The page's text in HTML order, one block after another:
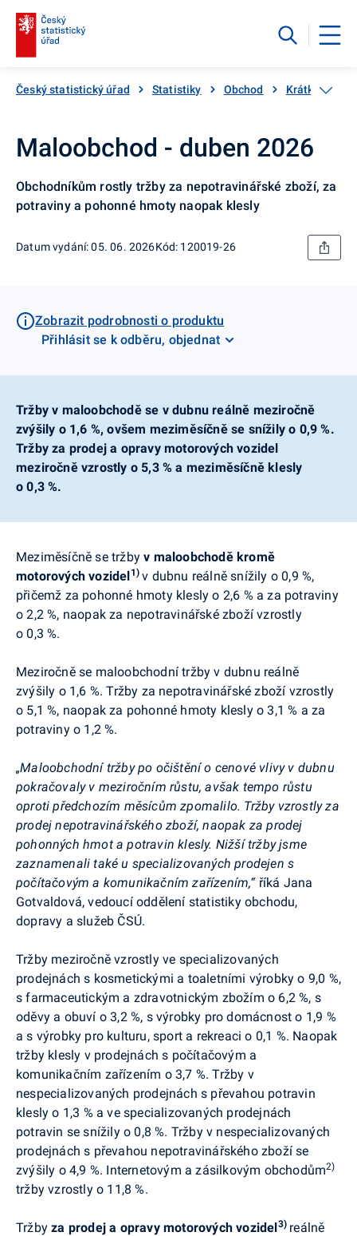
Český statistický úřad Statistiky Obchod Krátkodobé
Maloobchod - duben 2026
Obchodníkům rostly tržby za nepotravinářské zboží, za
potraviny a pohonné hmoty naopak klesly
Datum vydání: 05. 06. 2026Kód: 120019-26
Zobrazit podrobnosti o produktu
Přihlásit se k odběru, objednat
Tržby v maloobchodě se v dubnu reálně meziročně
zvýšily o 1,6 %, ovšem meziměsíčně se snížily o 0,9 %.
Tržby za prodej a opravy motorových vozidel
meziročně vzrostly o 5,3 % a meziměsíčně klesly
o 0,3 %.
Meziměsíčně se tržbyv maloobchodě kromě
motorových vozidel1)v dubnu reálně snížily o 0,9 %,
přičemž za pohonné hmoty klesly o 2,6 % a za potraviny
o 2,2 %, naopak za nepotravinářské zboží vzrostly
o 0,3 %.
Meziročně se maloobchodní tržby v dubnu reálně
zvýšily o 1,6 %. Tržby za nepotravinářské zboží vzrostly
o 5,1 %, naopak za pohonné hmoty klesly o 3,1 % a za
potraviny o 1,2 %.
„Maloobchodní tržby po očištění o cenové vlivy v dubnu
pokračovaly v meziročním růstu, avšak tempo růstu
oproti předchozím měsícům zpomalilo. Tržby vzrostly za
prodej nepotravinářského zboží, naopak za prodej
pohonných hmot a potravin klesly. Nižší tržby jsme
zaznamenali také u specializovaných prodejen s
počítačovým a komunikačním zařízením,“ říká Jana
Gotvaldová, vedoucí oddělení statistiky obchodu,
dopravy a služeb ČSÚ.
Tržby meziročně vzrostly ve specializovaných
prodejnách s kosmetickými a toaletními výrobky o 9,0 %,
s farmaceutickým a zdravotnickým zbožím o 6,2 %, s
oděvy a obuví o 3,2 %, s výrobky pro domácnost o 1,9 %
a s výrobky pro kulturu, sport a rekreaci o 0,1 %. Naopak
tržby klesly v prodejnách s počítačovým a
komunikačním zařízením o 3,7 %. Tržby v
nespecializovaných prodejnách s převahou potravin
klesly o 1,3 % a ve specializovaných prodejnách
potravin se snížily o 0,8 %. Tržby v nespecializovaných
prodejnách s převahou nepotravinářského zboží se
zvýšily o 4,9 %. Internetovým a zásilkovým obchodům2)
tržby vzrostly o 11,8 %.
Tržbyza prodej a opravy motorových vozidel3) reálně